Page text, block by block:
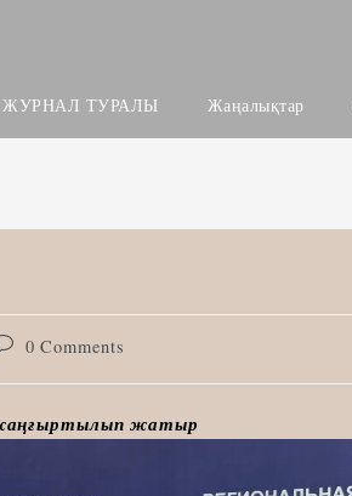
ЖУРНАЛ ТУРАЛЫ Жаңалықтар
0 Comments
жаңғыртылып жатыр